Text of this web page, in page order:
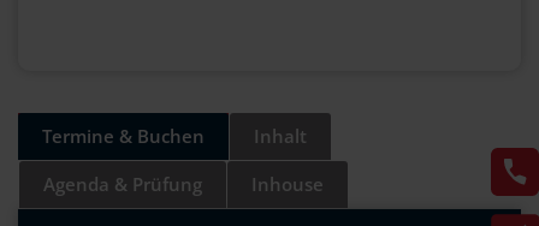
Termine & Buchen
Inhalt
Agenda & Prüfung
Inhouse